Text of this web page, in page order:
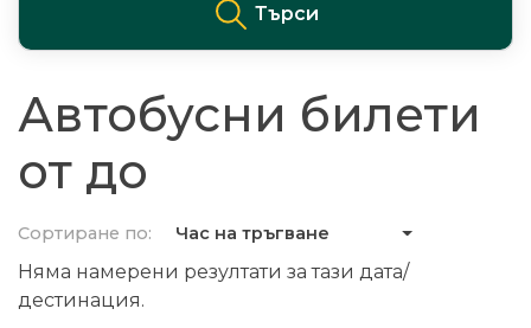
Търси
Автобусни билети
от до
Сортиране по: Час на тръгване
Няма намерени резултати за тази дата/
дестинация.